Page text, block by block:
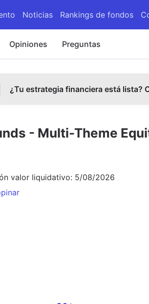
Noticias Rankings de fondos
Opiniones Preguntas
¿Tu estrategia financiera está lista?
- Multi-Theme
valor liquidativo: 5/08/2026